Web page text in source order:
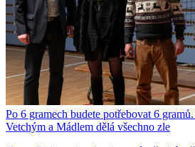
Po 6 gramech budete potřebovat 6
Vetchým a Mádlem dělá všechno zle